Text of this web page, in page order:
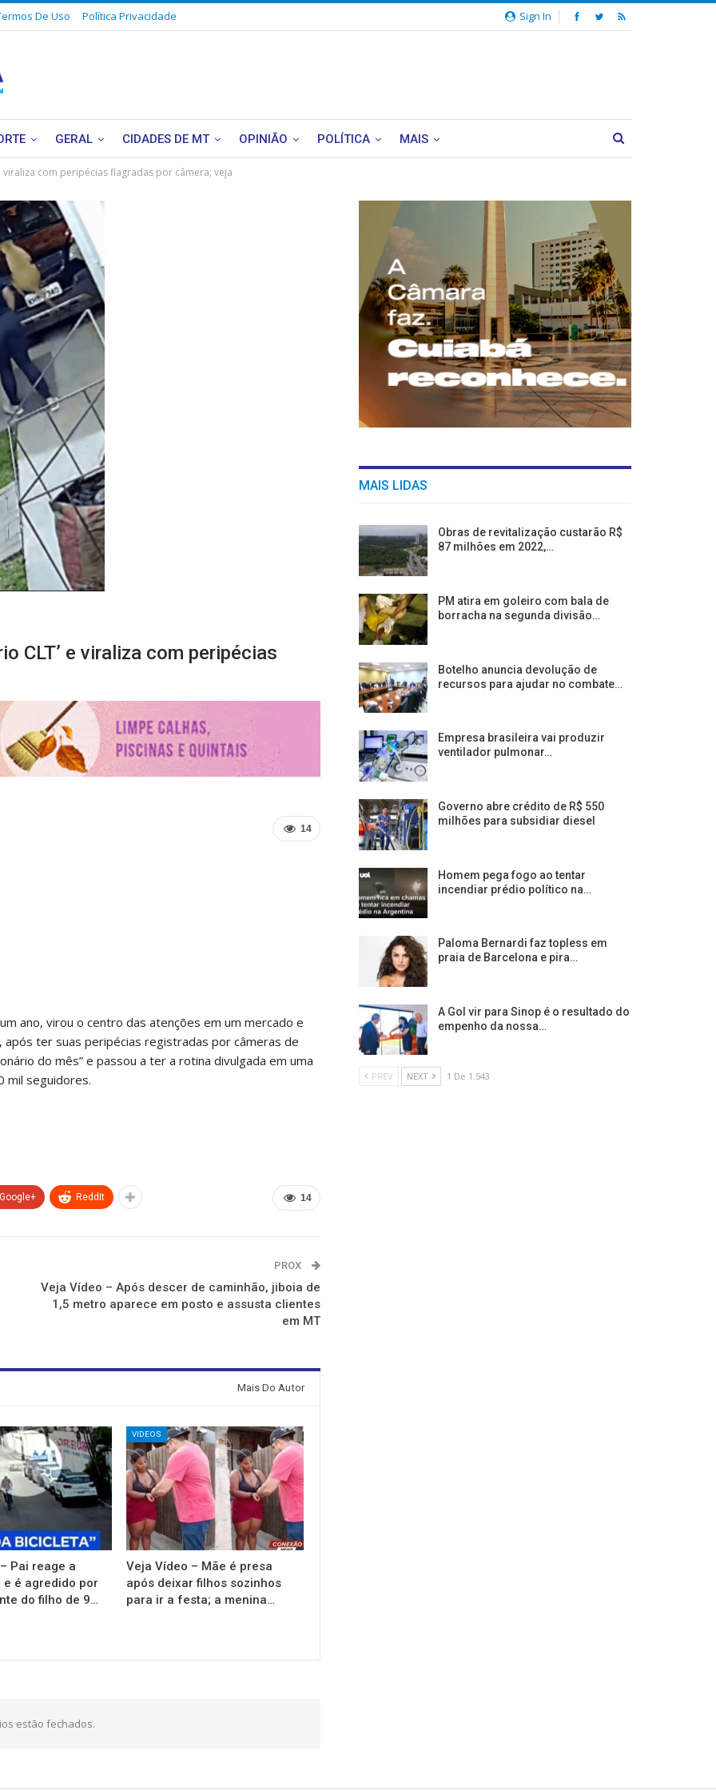
Sign In
De Uso Política Privacidade
GERAL CIDADES DE MT OPINIÃO POLÍTICA MAIS
viraliza com peripécias flagradas por câmera; veja
CLT’ e viraliza com peripécias
14
ano, virou o centro das atenções em um mercado e
após ter suas peripécias registradas por câmeras de
do mês” e passou a ter a rotina divulgada em uma
mil seguidores.
14
Google+ ReddIt
PROX
Veja Vídeo – Após descer de caminhão, jiboia de
1,5 metro aparece em posto e assusta clientes
em MT
Mais Do Autor
Pai reage a
e é agredido por
do filho de 9…
VIDEOS
Veja Vídeo – Mãe é presa
após deixar filhos sozinhos
para ir a festa; a menina…
estão fechados.
MAIS LIDAS
Obras de revitalização custarão R$
87 milhões em 2022,…
PM atira em goleiro com bala de
borracha na segunda divisão…
Botelho anuncia devolução de
recursos para ajudar no combate…
Empresa brasileira vai produzir
ventilador pulmonar…
Governo abre crédito de R$ 550
milhões para subsidiar diesel
Homem pega fogo ao tentar
incendiar prédio político na…
Paloma Bernardi faz topless em
praia de Barcelona e pira…
A Gol vir para Sinop é o resultado do
empenho da nossa…
PREV NEXT 1 De 1.543